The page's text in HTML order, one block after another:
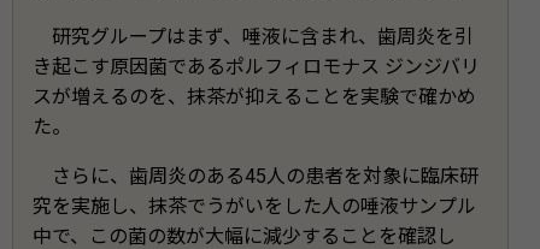
研究グループはまず、唾液に含まれ、歯周炎を引
き起こす原因菌であるポルフィロモナス ジンジバリ
スが増えるのを、抹茶が抑えることを実験で確かめ
た。
さらに、歯周炎のある45人の患者を対象に臨床研
究を実施し、抹茶でうがいをした人の唾液サンプル
中で、この菌の数が大幅に減少することを確認し